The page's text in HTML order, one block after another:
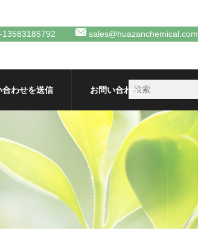
13583185792 sales@huazanchemical.com
合わせを送信 お問い合わせ